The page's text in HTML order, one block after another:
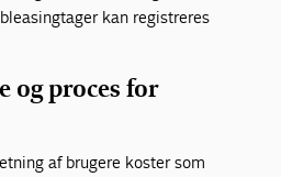
kan registreres
og proces for
af brugere koster som